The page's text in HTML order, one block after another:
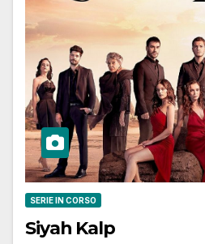
SERIE IN CORSO
Siyah Kalp